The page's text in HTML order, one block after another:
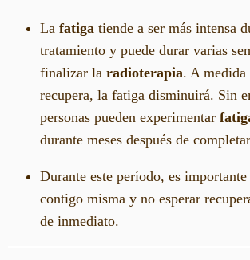
La fatiga tiende a ser más intensa
tratamiento y puede durar varias
finalizar la radioterapia. A medida
recupera, la fatiga disminuirá. Sin
personas pueden experimentar
durante meses después de
Durante este período, es importante
contigo misma y no esperar
de inmediato.